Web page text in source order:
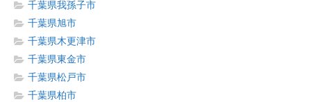
千葉県我孫子市
千葉県旭市
千葉県木更津市
千葉県東金市
千葉県松戸市
千葉県柏市